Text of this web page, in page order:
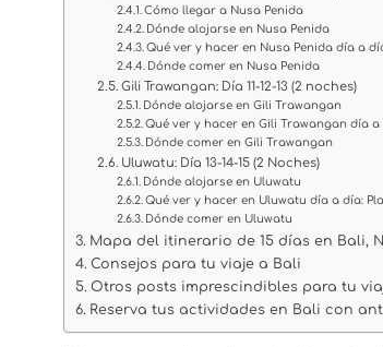
Cómo llegar a Nusa Penida
Dónde alojarse en Nusa Penida
Qué ver y hacer en Nusa Penida día a
Dónde comer en Nusa Penida
Gili Trawangan: Día 11-12-13 (2 noches)
Dónde alojarse en Gili Trawangan
Qué ver y hacer en Gili Trawangan día a
Dónde comer en Gili Trawangan
Uluwatu: Día 13-14-15 (2 Noches)
Dónde alojarse en Uluwatu
Qué ver y hacer en Uluwatu día a día:
Dónde comer en Uluwatu
Mapa del itinerario de 15 días en Bali,
Consejos para tu viaje a Bali
Otros posts imprescindibles para tu
Reserva tus actividades en Bali con